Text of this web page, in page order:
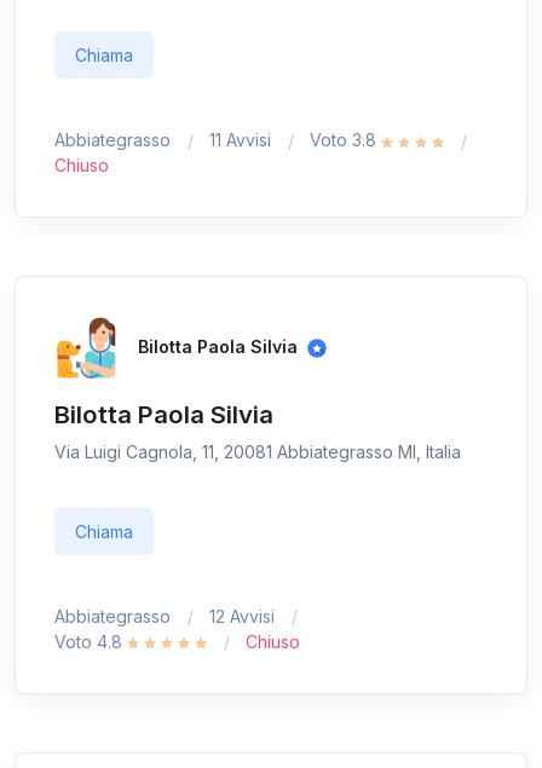
Chiama
Abbiategrasso 11 Avvisi
Voto 3.8
Chiuso
Bilotta Paola Silvia
Bilotta Paola Silvia
Via Luigi Cagnola, 11, 20081 Abbiategrasso MI, Italia
Chiama
Abbiategrasso
12 Avvisi
Voto 4.8
Chiuso